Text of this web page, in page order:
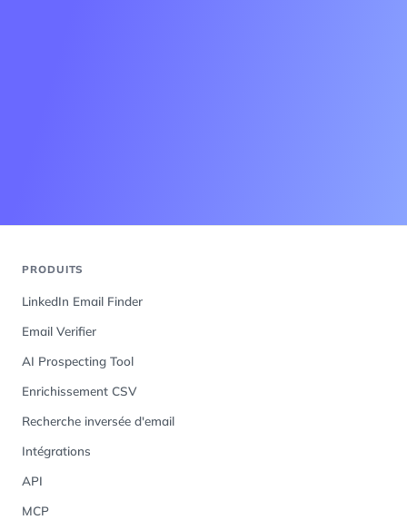
PRODUITS
LinkedIn Email Finder
Email Verifier
AI Prospecting Tool
Enrichissement CSV
Recherche inversée d'email
Intégrations
API
MCP